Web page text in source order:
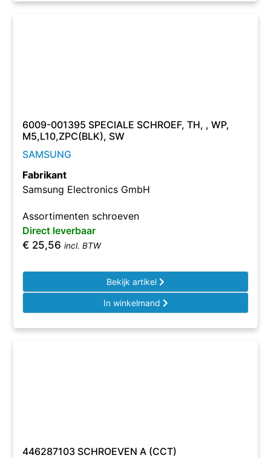
6009-001395 SPECIALE SCHROEF, TH, , WP,
M5,L10,ZPC(BLK), SW
SAMSUNG
Fabrikant
Samsung Electronics GmbH
Assortimenten schroeven
Direct leverbaar
€ 25,56 incl. BTW
Bekijk artikel
In winkelmand
446287103 SCHROEVEN A (CCT)